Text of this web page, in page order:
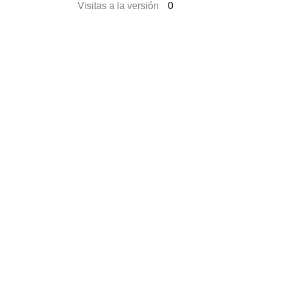
Visitas a la versión
0